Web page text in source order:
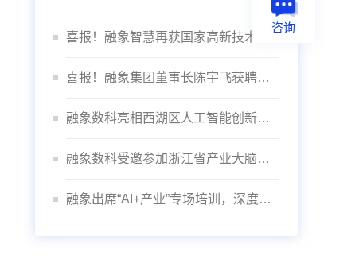
喜报！融象集团董事长陈宇飞获聘杭州数据交易所“咨询委员会专家”
融象数科亮相西湖区人工智能创新发展大会
融象数科受邀参加浙江省产业大脑建设推进会议
融象出席“AI+产业”专场培训，深度赋能“智”造未来
咨询